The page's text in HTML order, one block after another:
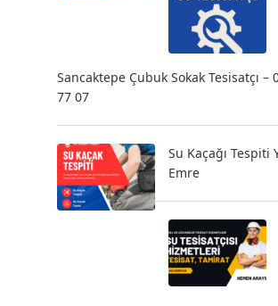
Sancaktepe Çubuk Sokak Tesisatçı –
77 07
Su Kaçağı Tespiti
Emre